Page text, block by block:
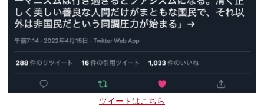
ツイートはこちら